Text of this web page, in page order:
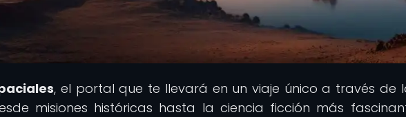
, el portal que te llevará en un viaje único a través de
misiones históricas hasta la ciencia ficción más